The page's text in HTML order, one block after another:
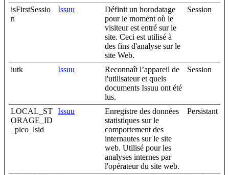
isFirstSessio
n
Issuu
Définit un horodatage
pour le moment où le
visiteur est entré sur le
site. Ceci est utilisé à
des fins d'analyse sur le
site Web.
Session
iutk Issuu
Reconnaît l’appareil de
l'utilisateur et quels
documents Issuu ont été
lus.
Session
LOCAL_ST
ORAGE_ID
_pico_lsid
Issuu
Enregistre des données
statistiques sur le
comportement des
internautes sur le site
web. Utilisé pour les
analyses internes par
l'opérateur du site web.
Persistant